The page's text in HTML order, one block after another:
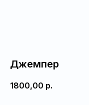
Джемпер
1800,00 р.